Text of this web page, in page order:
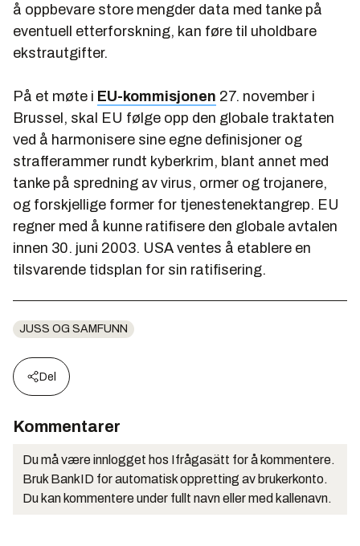
å oppbevare store mengder data med tanke på
eventuell etterforskning, kan føre til uholdbare
ekstrautgifter.
På et møte i EU-kommisjonen 27. november i
Brussel, skal EU følge opp den globale traktaten
ved å harmonisere sine egne definisjoner og
strafferammer rundt kyberkrim, blant annet med
tanke på spredning av virus, ormer og trojanere,
og forskjellige former for tjenestenektangrep. EU
regner med å kunne ratifisere den globale avtalen
innen 30. juni 2003. USA ventes å etablere en
tilsvarende tidsplan for sin ratifisering.
JUSS OG SAMFUNN
Del
Kommentarer
Du må være innlogget hos Ifrågasätt for å kommentere.
Bruk BankID for automatisk oppretting av brukerkonto.
Du kan kommentere under fullt navn eller med kallenavn.